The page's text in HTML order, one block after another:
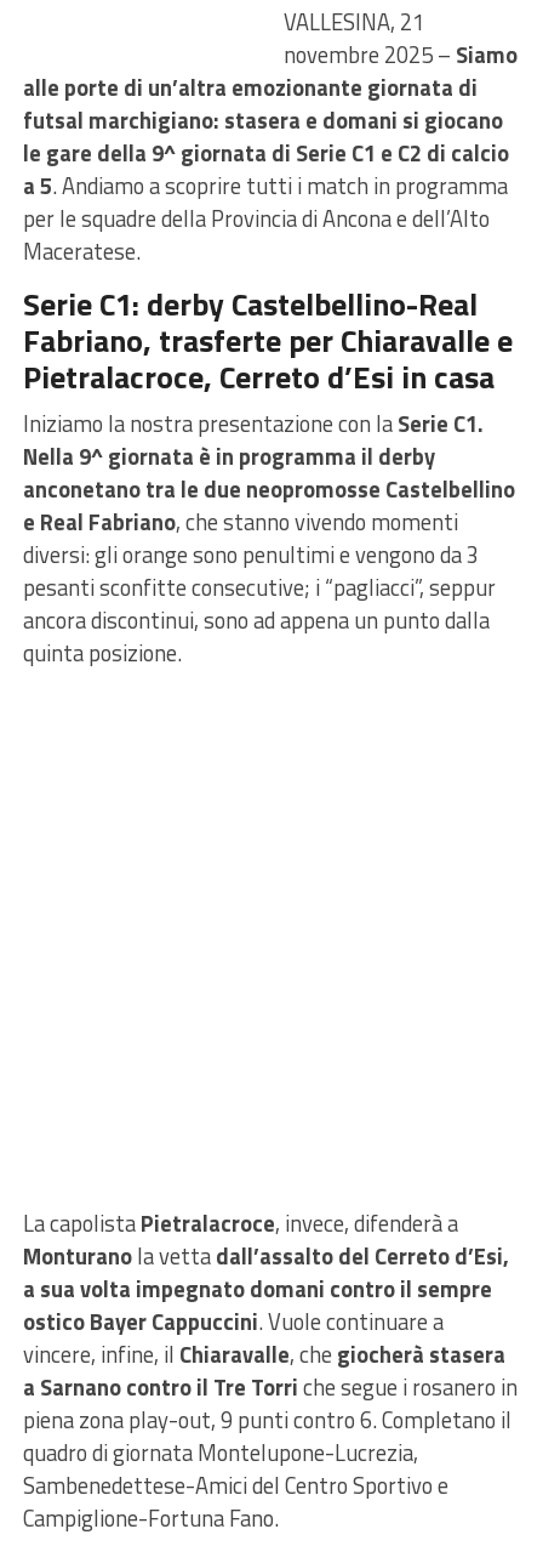
VALLESINA, 21
novembre 2025 – Siamo
alle porte di un’altra emozionante giornata di
futsal marchigiano: stasera e domani si giocano
le gare della 9^ giornata di Serie C1 e C2 di calcio
a5. Andiamo a scoprire tutti i match in programma
per le squadre della Provincia di Ancona e dell’Alto
Maceratese.
Serie C1: derby Castelbellino-Real
Fabriano, trasferte per Chiaravalle e
Pietralacroce, Cerreto d’Esi in casa
Iniziamo la nostra presentazione con laSerie C1.
Nella 9^ giornata è in programma il derby
anconetano tra le due neopromosse Castelbellino
e Real Fabriano, che stanno vivendo momenti
diversi: gli orange sono penultimi e vengono da 3
pesanti sconfitte consecutive; i “pagliacci”, seppur
ancora discontinui, sono ad appena un punto dalla
quinta posizione.
La capolistaPietralacroce, invece, difenderà a
Monturanola vettadall’assalto del Cerreto d’Esi,
a sua volta impegnato domani contro il sempre
ostico Bayer Cappuccini. Vuole continuare a
vincere, infine, il Chiaravalle, che giocherà stasera
a Sarnano contro il Tre Torriche segue i rosanero in
piena zona play-out, 9 punti contro 6. Completano il
quadro di giornata Montelupone-Lucrezia,
Sambenedettese-Amici del Centro Sportivo e
Campiglione-Fortuna Fano.